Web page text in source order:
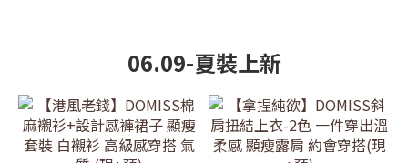
06.09-夏裝上新